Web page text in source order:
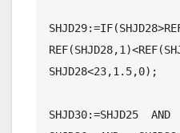
SHJD28<23,1.5,0);
SHJD30:=SHJD25